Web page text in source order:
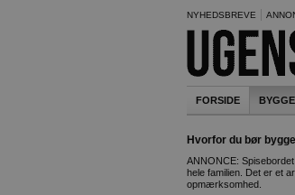
NYHEDSBREVE
FORSIDE
Hvorfor du bør
ANNONCE:
hele familien. Det er et
opmærksomhed.